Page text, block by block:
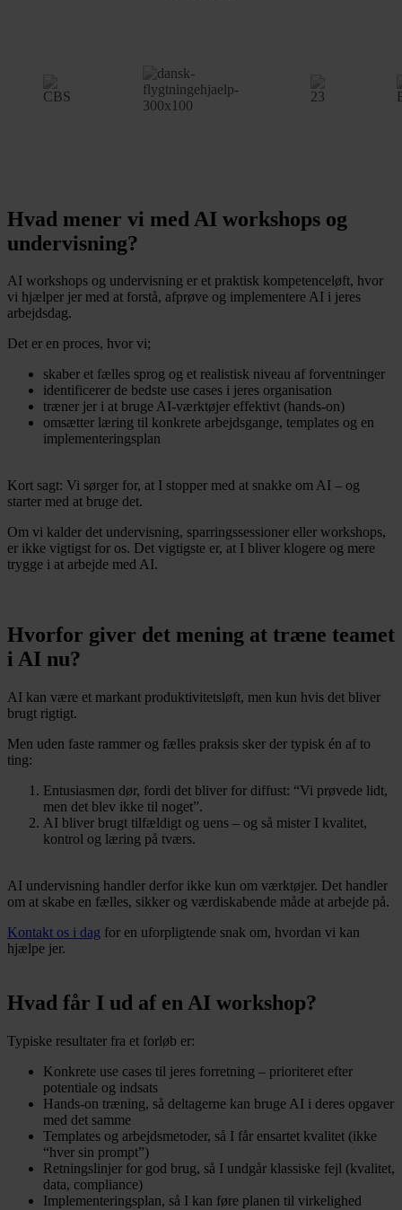
Hvad mener vi med AI workshops og
undervisning?
AI workshops og undervisning er et praktisk kompetenceløft, hvor
vi hjælper jer med at forstå, afprøve og implementere AI i jeres
arbejdsdag.
Det er en proces, hvor vi;
skaber et fælles sprog og et realistisk niveau af forventninger
identificerer de bedste use cases i jeres organisation
træner jer i at bruge AI-værktøjer effektivt (hands-on)
omsætter læring til konkrete arbejdsgange, templates og en
implementeringsplan
Kort sagt: Vi sørger for, at I stopper med at snakke om AI – og
starter med at bruge det.
Om vi kalder det undervisning, sparringssessioner eller workshops,
er ikke vigtigst for os. Det vigtigste er, at I bliver klogere og mere
trygge i at arbejde med AI.
Hvorfor giver det mening at træne teamet
i AI nu?
AI kan være et markant produktivitetsløft, men kun hvis det bliver
brugt rigtigt.
Men uden faste rammer og fælles praksis sker der typisk én af to
ting:
Entusiasmen dør, fordi det bliver for diffust: “Vi prøvede lidt,
men det blev ikke til noget”.
AI bliver brugt tilfældigt og uens – og så mister I kvalitet,
kontrol og læring på tværs.
AI undervisning handler derfor ikke kun om værktøjer. Det handler
om at skabe en fælles, sikker og værdiskabende måde at arbejde på.
Kontakt os i dag for en uforpligtende snak om, hvordan vi kan
hjælpe jer.
Hvad får I ud af en AI workshop?
Typiske resultater fra et forløb er:
Konkrete use cases til jeres forretning – prioriteret efter
potentiale og indsats
Hands-on træning, så deltagerne kan bruge AI i deres opgaver
med det samme
Templates og arbejdsmetoder, så I får ensartet kvalitet (ikke
“hver sin prompt”)
Retningslinjer for god brug, så I undgår klassiske fejl (kvalitet,
data, compliance)
Implementeringsplan, så I kan føre planen til virkelighed